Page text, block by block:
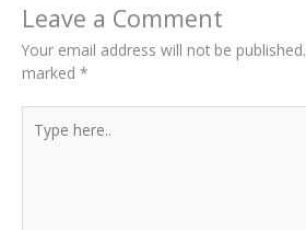
Leave a Comment
Your email address will not be published.
marked *
here..